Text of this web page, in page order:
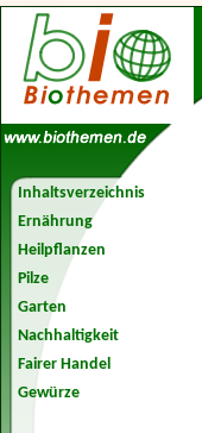
Inhaltsverzeichnis
Ernährung
Heilpflanzen
Pilze
Garten
Nachhaltigkeit
Fairer Handel
Gewürze